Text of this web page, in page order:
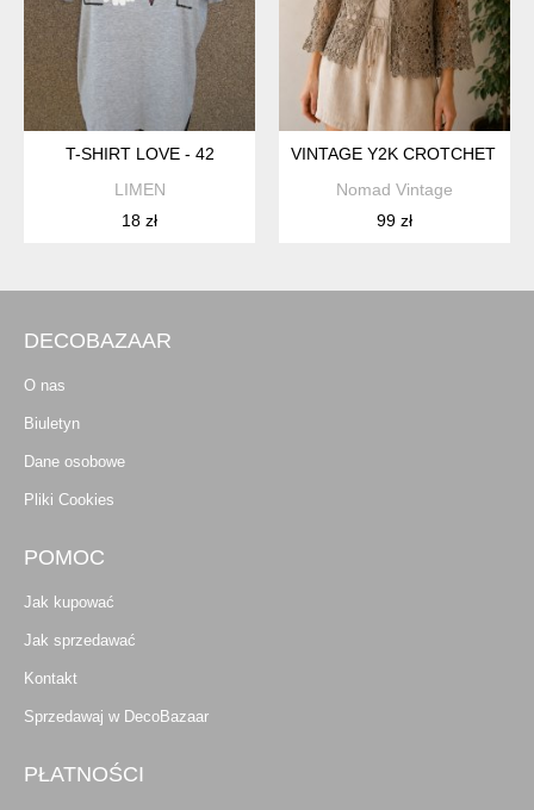
T-SHIRT LOVE - 42
LIMEN
18 zł
VINTAGE Y2K CROTCHET
Nomad Vintage
99 zł
DECOBAZAAR
O nas
Biuletyn
Dane osobowe
Pliki Cookies
POMOC
Jak kupować
Jak sprzedawać
Kontakt
Sprzedawaj w DecoBazaar
PŁATNOŚCI